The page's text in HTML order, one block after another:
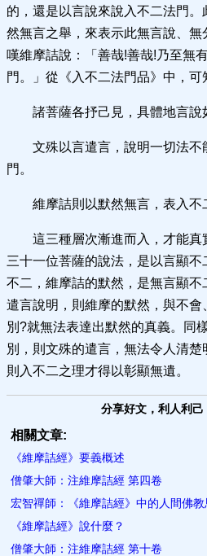
的，還是以言說來說入不二法門
然無言之舉，來表示此無言說、
嘆維摩詰說：「善哉!善哉!乃至無
門。」從《入不二法門品》中，可
諸菩薩各抒己見，具體地言說
文殊以言遣言，說明一切法
門。
維摩詰則以默然無言，表入不
這三種層次漸進而入，才能真
三十一位菩薩的說法，是以言顯
不二，維摩詰的默然，是無言顯
遣言說明，則維摩的默然，與不
別?就無法表達出默然的真義。同
別，則文殊的遣言，無法令人清楚
則入不二之理才得以彰顯無遺。
分享好文，利人利
相關文章:
《維摩詰經》要義概述
僧肇大師：注維摩詰經 第四卷
宏智禪師：《維摩詰經》中的人間佛教
《維摩詰經》說什麼？
僧肇大師：注維摩詰經 第十卷